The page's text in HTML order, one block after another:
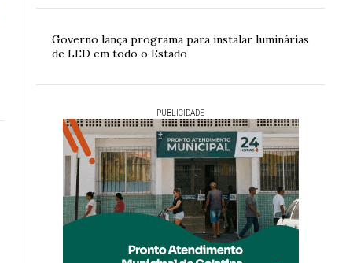
Governo lança programa para instalar luminárias
de LED em todo o Estado
PUBLICIDADE